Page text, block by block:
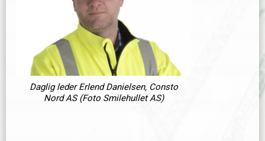
Daglig leder Erlend Danielsen, Consto
Nord AS (Foto Smilehullet AS)